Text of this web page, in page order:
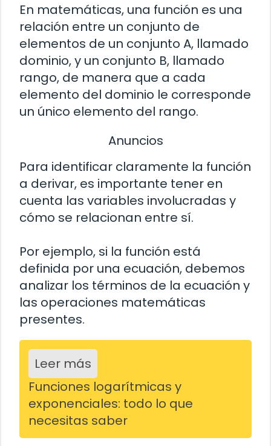
En matemáticas, una función es una
relación entre un conjunto de
elementos de un conjunto A, llamado
dominio, y un conjunto B, llamado
rango, de manera que a cada
elemento del dominio le corresponde
un único elemento del rango.
Anuncios
Para identificar claramente la función
a derivar, es importante tener en
cuenta las variables involucradas y
cómo se relacionan entre sí.
Por ejemplo, si la función está
definida por una ecuación, debemos
analizar los términos de la ecuación y
las operaciones matemáticas
presentes.
Leer más
Funciones logarítmicas y
exponenciales: todo lo que
necesitas saber